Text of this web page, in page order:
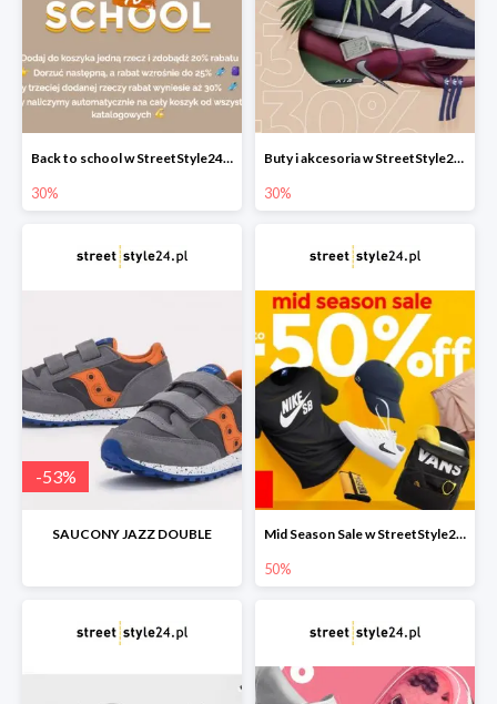
Back to school w StreetStyle24 do -30%
30%
Buty i akcesoria w StreetStyle24.pl do -30%
30%
-53%
SAUCONY JAZZ DOUBLE Mid Season Sale w StreetStyle24 do -50%
50%